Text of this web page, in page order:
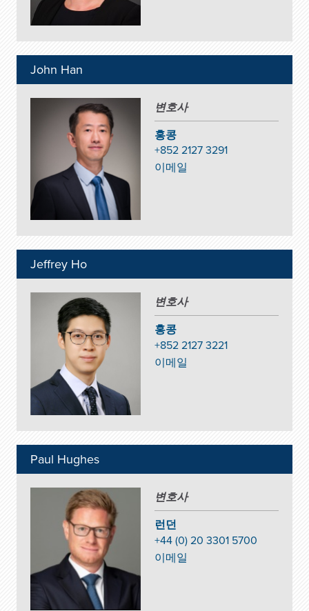
John Han
변호사
홍콩
+852 2127 3291
이메일
Jeffrey Ho
변호사
홍콩
+852 2127 3221
이메일
Paul Hughes
변호사
런던
+44 (0) 20 3301 5700
이메일